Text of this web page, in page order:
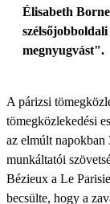
Élisabeth
szélsőjobboldali
megnyugvást".
A párizsi
tömegközlekedési
az elmúlt napokban
munkáltatói
Bézieux a Le
becsülte, hogy a